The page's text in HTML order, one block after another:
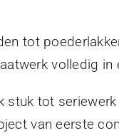
tot
volledig in
stuk tot
van eerste